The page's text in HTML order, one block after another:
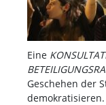
Eine
Geschehen der
demokratisieren.